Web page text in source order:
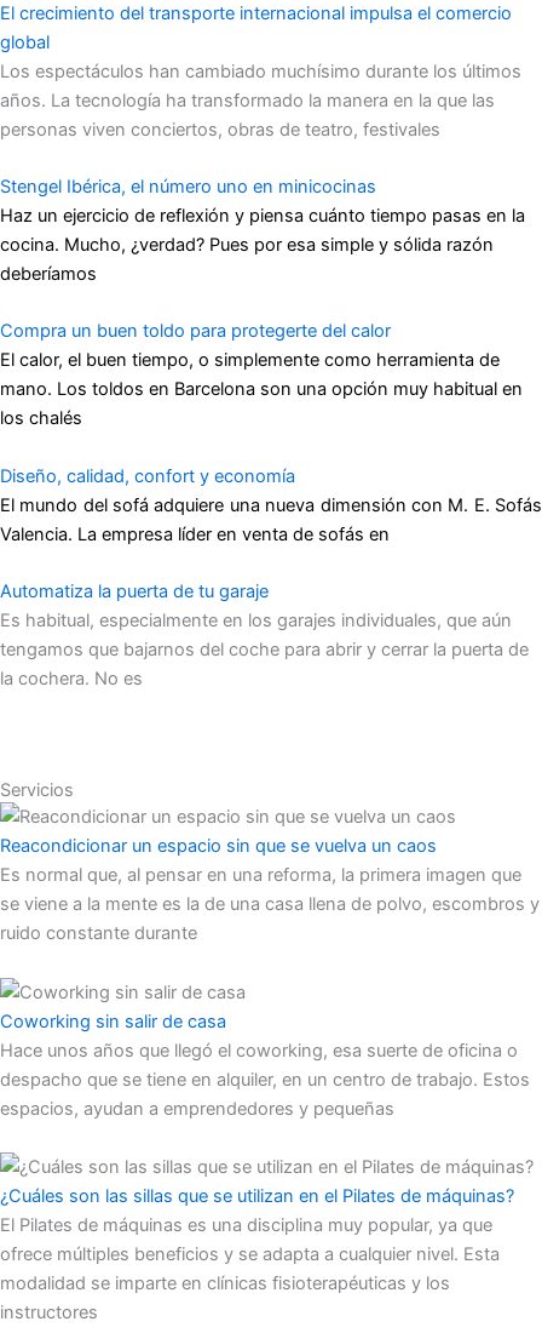
El crecimiento del transporte internacional impulsa el comercio
global
Los espectáculos han cambiado muchísimo durante los últimos
años. La tecnología ha transformado la manera en la que las
personas viven conciertos, obras de teatro, festivales
Stengel Ibérica, el número uno en minicocinas
Haz un ejercicio de reflexión y piensa cuánto tiempo pasas en la
cocina. Mucho, ¿verdad? Pues por esa simple y sólida razón
deberíamos
Compra un buen toldo para protegerte del calor
El calor, el buen tiempo, o simplemente como herramienta de
mano. Los toldos en Barcelona son una opción muy habitual en
los chalés
Diseño, calidad, confort y economía
El mundo del sofá adquiere una nueva dimensión con M. E. Sofás
Valencia. La empresa líder en venta de sofás en
Automatiza la puerta de tu garaje
Es habitual, especialmente en los garajes individuales, que aún
tengamos que bajarnos del coche para abrir y cerrar la puerta de
la cochera. No es
Servicios
Reacondicionar un espacio sin que se vuelva un caos
Es normal que, al pensar en una reforma, la primera imagen que
se viene a la mente es la de una casa llena de polvo, escombros y
ruido constante durante
Coworking sin salir de casa
Hace unos años que llegó el coworking, esa suerte de oficina o
despacho que se tiene en alquiler, en un centro de trabajo. Estos
espacios, ayudan a emprendedores y pequeñas
¿Cuáles son las sillas que se utilizan en el Pilates de máquinas?
El Pilates de máquinas es una disciplina muy popular, ya que
ofrece múltiples beneficios y se adapta a cualquier nivel. Esta
modalidad se imparte en clínicas fisioterapéuticas y los
instructores